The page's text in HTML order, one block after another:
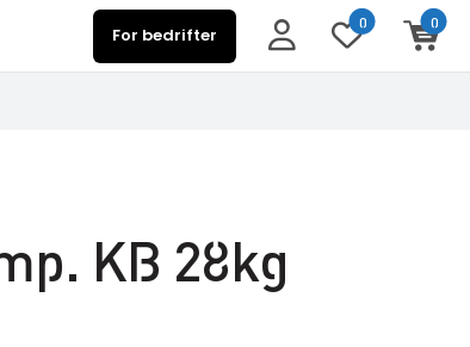
For bedrifter
0 0
KB 28kg